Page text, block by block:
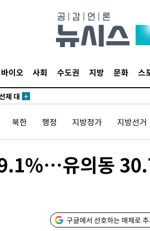
이오 사회 수도권 지방 문화 스
바
지 못
제 대
북한 행정 지방정가 지방선거
유의동
구글에서 선호하는 매체로